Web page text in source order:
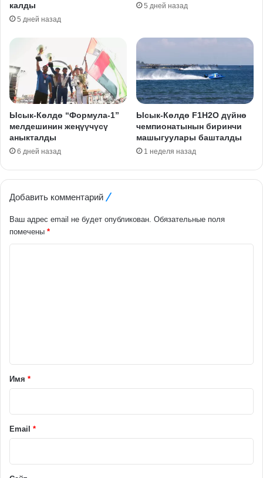
калды
5 дней назад
5 дней назад
Ысык-Көлдө “Формула-1”
мелдешинин жеңүүчүсү
аныкталды
6 дней назад
Ысык-Көлдө F1H2O дүйнө
чемпионатынын биринчи
машыгуулары башталды
1 неделя назад
Добавить комментарий
Ваш адрес email не будет опубликован. Обязательные поля
помечены *
а
и
й
Имя *
Email *